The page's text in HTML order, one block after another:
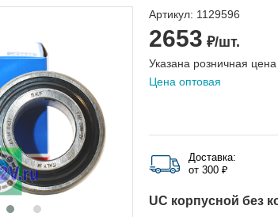
Артикул: 1129596
2653 ₽/шт.
Указана розничная цена
Цена оптовая
Доставка:
от 300 ₽
UC корпусной без